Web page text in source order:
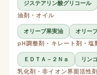
ジステアリン酸グリコール
油剤・オイル
オリーブ果実油
オリー
pH調整剤・キレート剤・塩
ＥＤＴＡ－２Ｎａ リン
乳化剤・非イオン界面活性剤